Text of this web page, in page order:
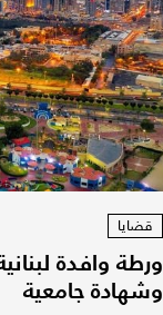
قضايا
ورطة وافدة
وشهادة جامعية